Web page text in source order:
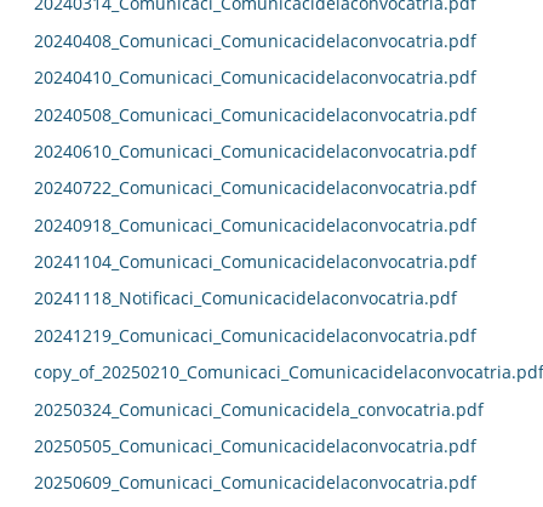
20240408_Comunicaci_Comunicacidelaconvocatria.pdf
20240410_Comunicaci_Comunicacidelaconvocatria.pdf
20240508_Comunicaci_Comunicacidelaconvocatria.pdf
20240610_Comunicaci_Comunicacidelaconvocatria.pdf
20240722_Comunicaci_Comunicacidelaconvocatria.pdf
20240918_Comunicaci_Comunicacidelaconvocatria.pdf
20241104_Comunicaci_Comunicacidelaconvocatria.pdf
20241118_Notificaci_Comunicacidelaconvocatria.pdf
20241219_Comunicaci_Comunicacidelaconvocatria.pdf
copy_of_20250210_Comunicaci_Comunicacidelaconvocatria.pdf
20250324_Comunicaci_Comunicacidela_convocatria.pdf
20250505_Comunicaci_Comunicacidelaconvocatria.pdf
20250609_Comunicaci_Comunicacidelaconvocatria.pdf